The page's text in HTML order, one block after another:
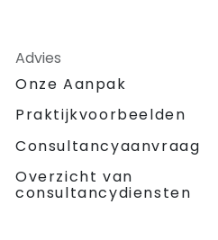
Advies
Onze Aanpak
Praktijkvoorbeelden
Consultancyaanvraag
Overzicht van
consultancydiensten